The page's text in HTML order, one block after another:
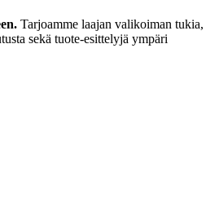
Tarjoamme laajan valikoiman tukia,
sekä tuote-esittelyjä ympäri